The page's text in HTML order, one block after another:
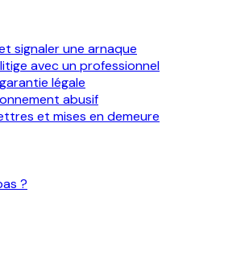
signaler une arnaque
avec un professionnel
légale
abusif
et mises en demeure
?